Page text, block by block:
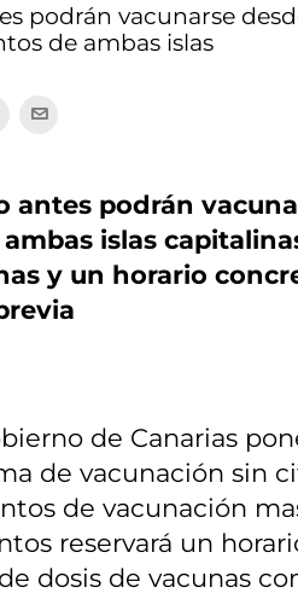
podrán vacunarse
de ambas islas
antes podrán
islas
y un horario
de Canarias
de vacunación sin
de vacunación
reservará un
dosis de vacunas